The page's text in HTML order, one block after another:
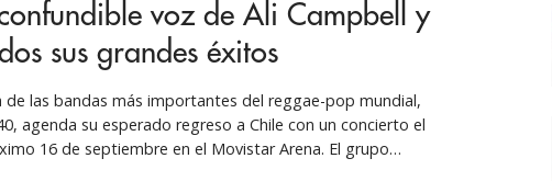
voz de Ali Campbell y
sus grandes éxitos
de las bandas más importantes del reggae-pop mundial,
agenda su esperado regreso a Chile con un concierto el
16 de septiembre en el Movistar Arena. El grupo